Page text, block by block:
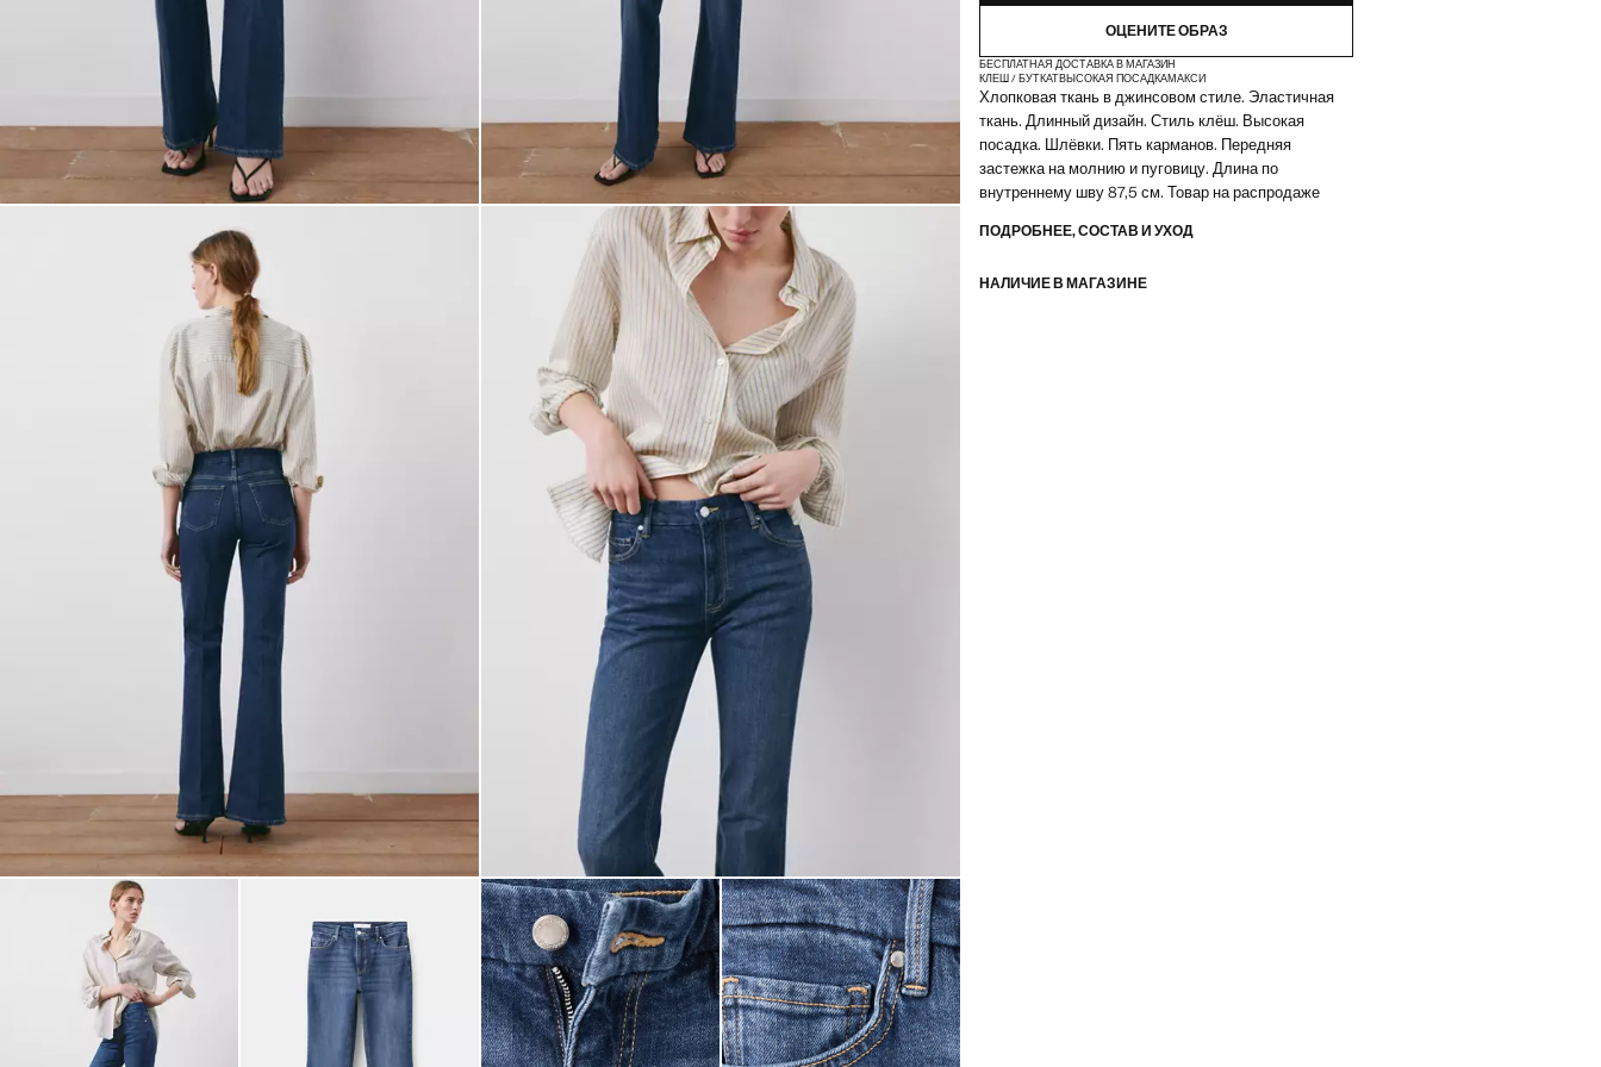
ОЦЕНИТЕ ОБРАЗ
БЕСПЛАТНАЯ ДОСТАВКА В МАГАЗИН
КЛЕШ / БУТКАТВЫСОКАЯ ПОСАДКАМАКСИ
Хлопковая ткань в джинсовом стиле. Эластичная
ткань. Длинный дизайн. Стиль клёш. Высокая
посадка. Шлёвки. Пять карманов. Передняя
застежка на молнию и пуговицу. Длина по
внутреннему шву 87,5 см. Товар на распродаже
ПОДРОБНЕЕ, СОСТАВ И УХОД
НАЛИЧИЕ В МАГАЗИНЕ